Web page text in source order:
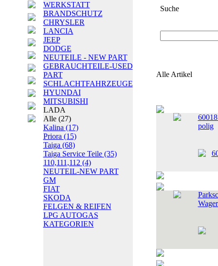
WERKSTATT
BRANDSCHUTZ
CHRYSLER
LANCIA
JEEP
DODGE
NEUTEILE - NEW PART
GEBRAUCHTEILE-USED
PART
SCHLACHTFAHRZEUGE
HYUNDAI
MITSUBISHI
LADA
Alle (27)
Kalina (17)
Priora (15)
Taiga (68)
Taiga Service Teile (35)
110,111,112 (4)
NEUTEIL-NEW PART
GM
FIAT
SKODA
FELGEN & REIFEN
LPG AUTOGAS
KATEGORIEN
Suche
Alle Artikel
polig